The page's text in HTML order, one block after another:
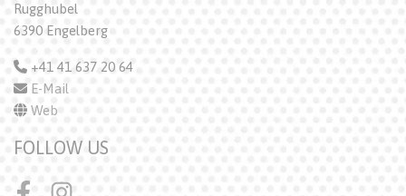
Rugghubel
6390 Engelberg
+41 41 637 20 64
E-Mail
Web
FOLLOW US